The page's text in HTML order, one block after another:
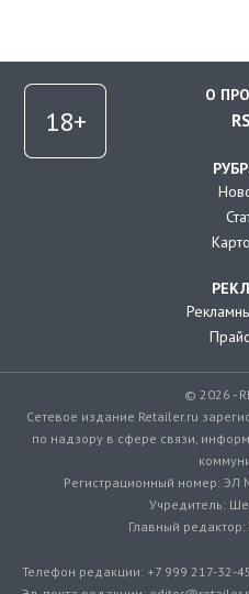
О
© 2026 -
Сетевое издание Retailer.ru
по надзору в сфере связи,
Регистрационный номер:
Учредитель:
Главный
Телефон редакции: +7 999 217-32-45